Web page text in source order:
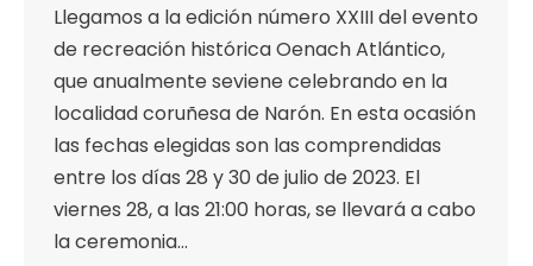
Llegamos a la edición número XXIII del evento
de recreación histórica Oenach Atlántico,
que anualmente seviene celebrando en la
localidad coruñesa de Narón. En esta ocasión
las fechas elegidas son las comprendidas
entre los días 28 y 30 de julio de 2023. El
viernes 28, a las 21:00 horas, se llevará a cabo
la ceremonia…